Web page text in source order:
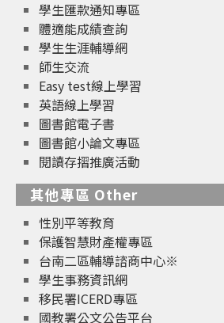
學生匯款通知專區
體適能成績查詢
學生生涯輔導網
師生交流
Easy test線上學習
英語線上學習
圖書館電子書
圖書館小論文專區
閱讀存摺推廣活動
其他專區 Other
性別平等教育
保護智慧財產權專區
台南二區輔導諮商中心※
學生事務資訊網
移民署ICERD專區
國教署公文公告平台